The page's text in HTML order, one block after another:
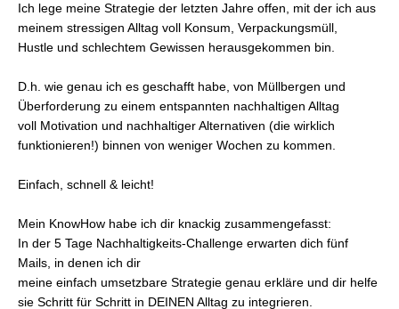
Ich lege meine Strategie der letzten Jahre offen, mit der ich aus
meinem stressigen Alltag voll Konsum, Verpackungsmüll,
Hustle und schlechtem Gewissen herausgekommen bin.
D.h. wie genau ich es geschafft habe, von Müllbergen und
Überforderung zu einem entspannten nachhaltigen Alltag
voll Motivation und nachhaltiger Alternativen (die wirklich
funktionieren!) binnen von weniger Wochen zu kommen.
Einfach, schnell & leicht!
Mein KnowHow habe ich dir knackig zusammengefasst:
In der 5 Tage Nachhaltigkeits-Challenge erwarten dich fünf
Mails, in denen ich dir
meine einfach umsetzbare Strategie genau erkläre und dir helfe
sie Schritt für Schritt in DEINEN Alltag zu integrieren.